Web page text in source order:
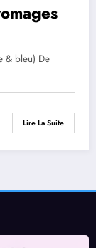
& bleu) De
Lire La Suite